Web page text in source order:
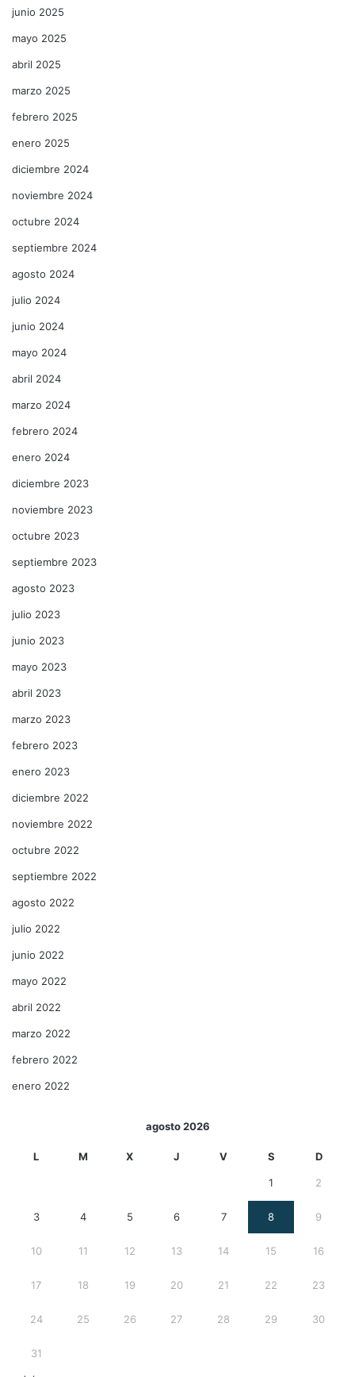
junio 2025
mayo 2025
abril 2025
marzo 2025
febrero 2025
enero 2025
diciembre 2024
noviembre 2024
octubre 2024
septiembre 2024
agosto 2024
julio 2024
junio 2024
mayo 2024
abril 2024
marzo 2024
febrero 2024
enero 2024
diciembre 2023
noviembre 2023
octubre 2023
septiembre 2023
agosto 2023
julio 2023
junio 2023
mayo 2023
abril 2023
marzo 2023
febrero 2023
enero 2023
diciembre 2022
noviembre 2022
octubre 2022
septiembre 2022
agosto 2022
julio 2022
junio 2022
mayo 2022
abril 2022
marzo 2022
febrero 2022
enero 2022
agosto 2026
L M X J V S D
1 2
3 4 5 6 7 8 9
10 11 12 13 14 15 16
17 18 19 20 21 22 23
24 25 26 27 28 29 30
31